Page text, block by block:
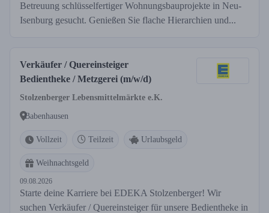
Betreuung schlüsselfertiger Wohnungsbauprojekte in Neu-
Isenburg gesucht. Genießen Sie flache Hierarchien und...
Verkäufer / Quereinsteiger
Bedientheke / Metzgerei (m/w/d)
Stolzenberger Lebensmittelmärkte e.K.
Babenhausen
Vollzeit Teilzeit Urlaubsgeld
Weihnachtsgeld
09.08.2026
Starte deine Karriere bei EDEKA Stolzenberger! Wir
suchen Verkäufer / Quereinsteiger für unsere Bedientheke in